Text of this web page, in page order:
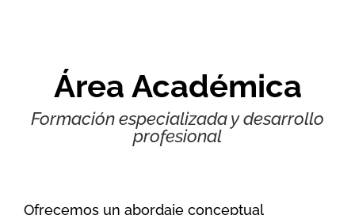
Área Académica
Formación especializada y desarrollo
profesional
Ofrecemos un abordaje conceptual